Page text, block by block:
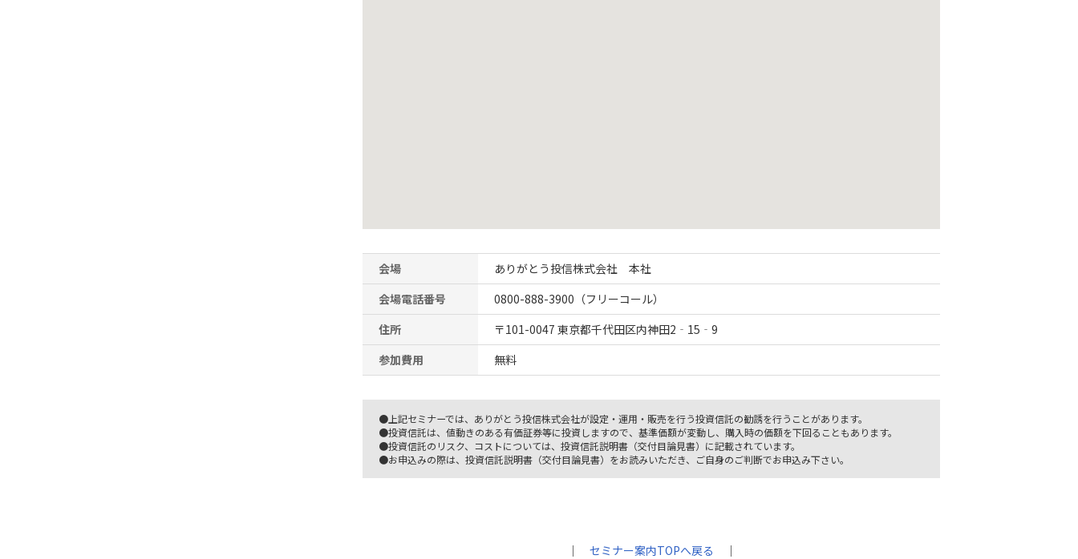
会場
ありがとう投信株式会社 本社
会場電話番号
0800-888-3900（フリーコール）
住所
〒101-0047 東京都千代田区内神田2‐15‐9
参加費用
無料
●上記セミナーでは、ありがとう投信株式会社が設定・運用・販売を行う投資信託の勧誘を行うことがあります。
●投資信託は、値動きのある有価証券等に投資しますので、基準価額が変動し、購入時の価額を下回ることもあります。
●投資信託のリスク、コストについては、投資信託説明書（交付目論見書）に記載されています。
●お申込みの際は、投資信託説明書（交付目論見書）をお読みいただき、ご自身のご判断でお申込み下さい。
｜ セミナー案内TOPへ戻る ｜